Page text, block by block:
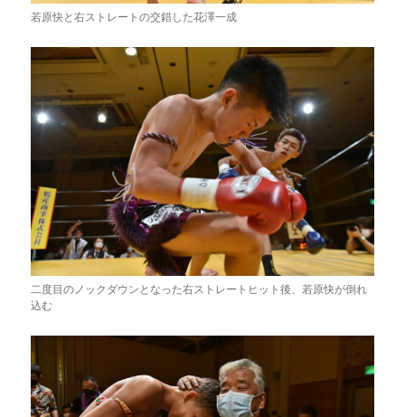
若原快と右ストレートの交錯した花澤一成
二度目のノックダウンとなった右ストレートヒット後、若原快が倒れ
込む